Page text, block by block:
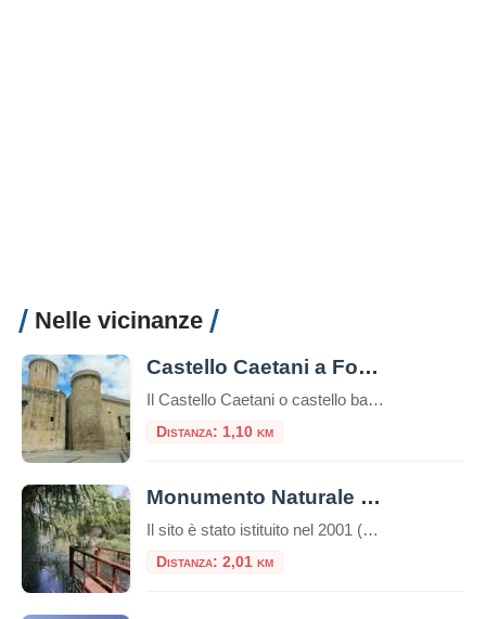
Nelle vicinanze
Castello Caetani a Fondi
Il Castello Caetani o castello baronale di Fondi è un’imponente fortezza situata a Fondi, una città nella regione del Lazio, in Italia.Alta 33 metri il castello è uno dei simboli storici e architettonici della zona ed è noto per la sua storia ricca e le sue caratteristiche architettoniche uniche.È uno dei pochi esemplari costruiti in […]
Distanza: 1,10 km
Monumento Naturale Mola della Corte – Settecannelle – Capodacqua
Il sito è stato istituito nel 2001 (D.P.R.L. 21 giugno 2001, n. 344) come area protetta di tipo “Monumento Naturale”, con la gestione affidata al Parco Naturale dei Monti Aurunci. Si estende su circa 4 ettari e conserva testimonianze del paesaggio naturale pre-bonifica nella piana di Fondi. Fin dal Seicento l’area è stata oggetto di contese […]
Distanza: 2,01 km